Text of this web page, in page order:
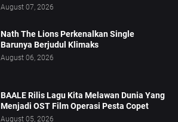
August 07, 2026
Nath The Lions Perkenalkan Single
Barunya Berjudul Klimaks
August 06, 2026
BAALE Rilis Lagu Kita Melawan Dunia Yang
Menjadi OST Film Operasi Pesta Copet
August 05, 2026